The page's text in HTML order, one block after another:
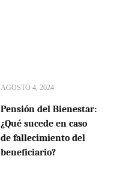
AGOSTO 4, 2024
Pensión del Bienestar:
¿Qué sucede en caso
de fallecimiento del
beneficiario?